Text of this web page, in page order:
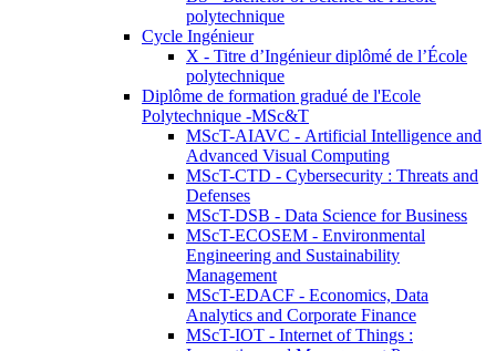
polytechnique
Cycle Ingénieur
X - Titre d’Ingénieur diplômé de l’École
polytechnique
Diplôme de formation gradué de l'Ecole
Polytechnique -MSc&T
MScT-AIAVC - Artificial Intelligence and
Advanced Visual Computing
MScT-CTD - Cybersecurity : Threats and
Defenses
MScT-DSB - Data Science for Business
MScT-ECOSEM - Environmental
Engineering and Sustainability
Management
MScT-EDACF - Economics, Data
Analytics and Corporate Finance
MScT-IOT - Internet of Things :